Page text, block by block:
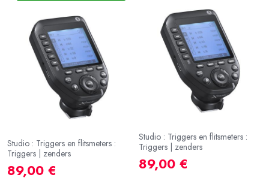
Studio : Triggers en flitsmeters :
Triggers | zenders
89,00 €
Studio : Triggers en flitsmeters :
Triggers | zenders
89,00 €